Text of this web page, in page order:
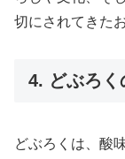
切にされてきた
4. どぶろく
どぶろくは、酸